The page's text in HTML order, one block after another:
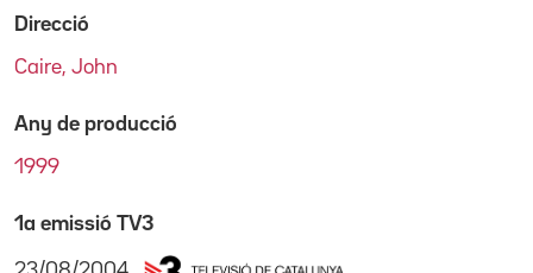
Direcció
Caire, John
Any de producció
1999
1a emissió TV3